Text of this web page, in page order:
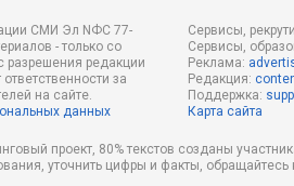
СМИ Эл NФС 77-
- только со
разрешения редакции
за
на сайте.
данных
Сервисы,
Сервисы,
Реклама:
Редакция:
Поддержка:
Карта сайта
проект, 80% текстов созданы
уточнить цифры и факты,